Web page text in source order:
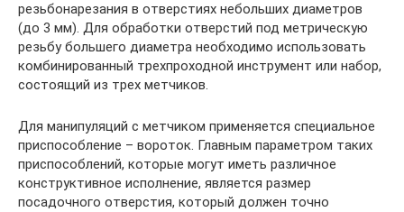
резьбонарезания в отверстиях небольших диаметров
(до 3 мм). Для обработки отверстий под метрическую
резьбу большего диаметра необходимо использовать
комбинированный трехпроходной инструмент или набор,
состоящий из трех метчиков.
Для манипуляций с метчиком применяется специальное
приспособление – вороток. Главным параметром таких
приспособлений, которые могут иметь различное
конструктивное исполнение, является размер
посадочного отверстия, который должен точно